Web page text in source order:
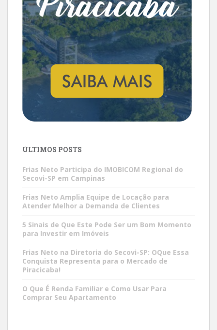
ÚLTIMOS POSTS
Frias Neto Participa do IMOBICOM Regional do
Secovi-SP em Campinas
Frias Neto Amplia Equipe de Locação para
Atender Melhor a Demanda de Clientes
5 Sinais de Que Este Pode Ser um Bom Momento
para Investir em Imóveis
Frias Neto na Diretoria do Secovi-SP: OQue Essa
Conquista Representa para o Mercado de
Piracicaba!
O Que É Renda Familiar e Como Usar Para
Comprar Seu Apartamento